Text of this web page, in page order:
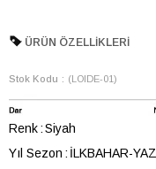
ÜRÜN ÖZELLIKLERI
Stok Kodu (LOIDE-01)
Renk Siyah
Yıl Sezon
İLKBAHAR-YAZ